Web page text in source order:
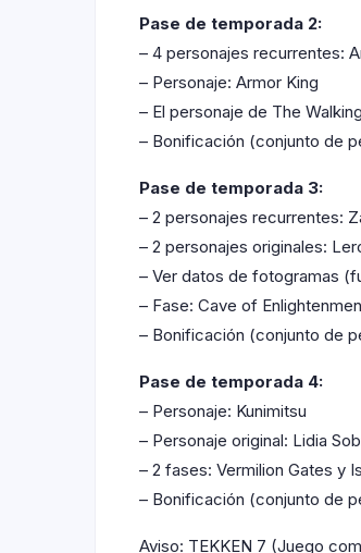
Pase de temporada 2:
– 4 personajes recurrentes:
– Personaje: Armor King
– El personaje de The
– Bonificación (conjunto de
Pase de temporada 3:
– 2 personajes recurrentes:
– 2 personajes originales:
– Ver datos de fotogramas
– Fase: Cave of
– Bonificación (conjunto de
Pase de temporada 4:
– Personaje: Kunimitsu
– Personaje original: Lidia
– 2 fases: Vermilion Gates y
– Bonificación (conjunto de
Aviso: TEKKEN 7 (Juego